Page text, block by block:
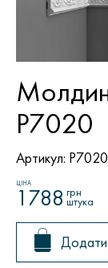
P7020
Артикул: P7020
ЦІНА
1788 грн
штука
Додати